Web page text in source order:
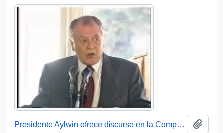
Presidente Aylwin ofrece discurso en la Compañía Siderúrgica Huachipato: video